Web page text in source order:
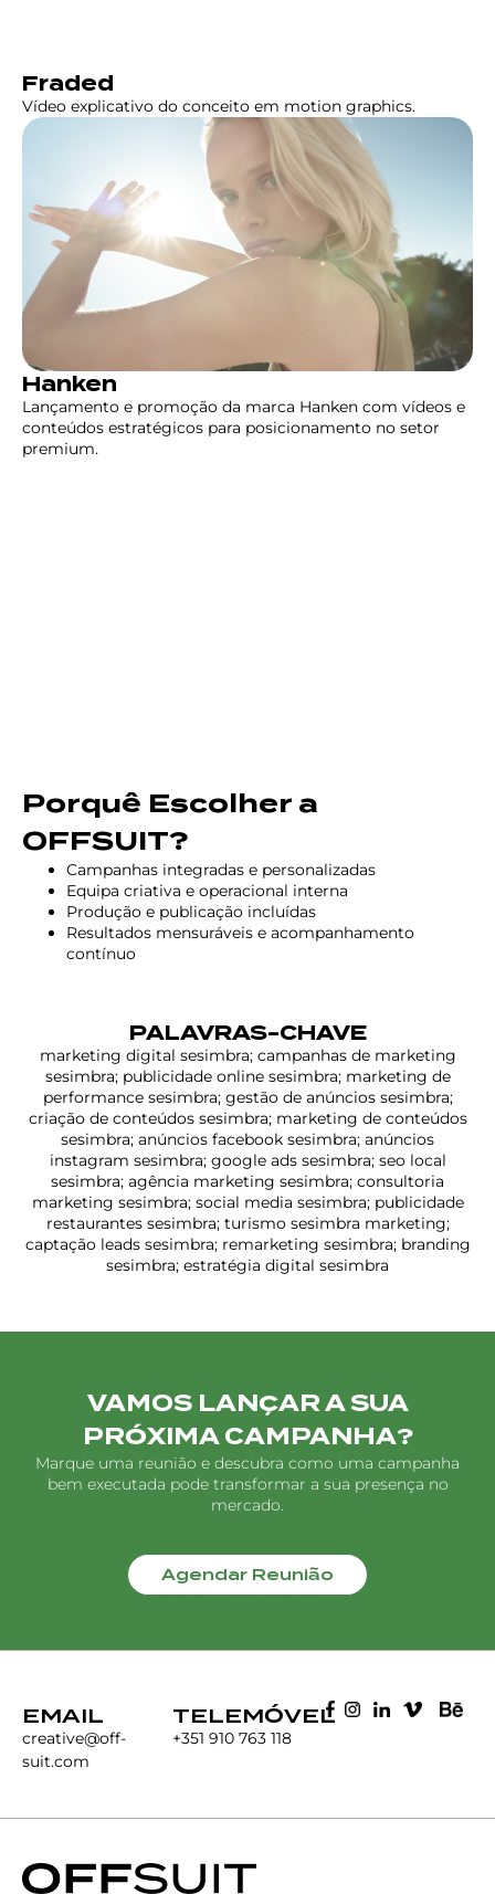
Fraded
Vídeo explicativo do conceito em motion graphics.
Hanken
Lançamento e promoção da marca Hanken com vídeos e
conteúdos estratégicos para posicionamento no setor
premium.
Porquê Escolher a
OFFSUIT?
Campanhas integradas e personalizadas
Equipa criativa e operacional interna
Produção e publicação incluídas
Resultados mensuráveis e acompanhamento
contínuo
PALAVRAS-CHAVE
marketing digital sesimbra; campanhas de marketing
sesimbra; publicidade online sesimbra; marketing de
performance sesimbra; gestão de anúncios sesimbra;
criação de conteúdos sesimbra; marketing de conteúdos
sesimbra; anúncios facebook sesimbra; anúncios
instagram sesimbra; google ads sesimbra; seo local
sesimbra; agência marketing sesimbra; consultoria
marketing sesimbra; social media sesimbra; publicidade
restaurantes sesimbra; turismo sesimbra marketing;
captação leads sesimbra; remarketing sesimbra; branding
sesimbra; estratégia digital sesimbra
VAMOS LANÇAR A SUA
PRÓXIMA CAMPANHA?
Marque uma reunião e descubra como uma campanha
bem executada pode transformar a sua presença no
mercado.
Agendar Reunião
EMAIL
creative@off-
suit.com
TELEMÓVEL
+351 910 763 118